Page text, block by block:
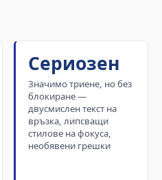
Сериозен
Значимо триене, но без
блокиране —
двусмислен текст на
връзка, липсващи
стилове на фокуса,
необявени грешки